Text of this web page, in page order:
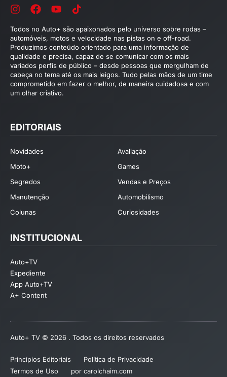
Todos no Auto+ são apaixonados pelo universo sobre rodas –
automóveis, motos e velocidade nas pistas on e off-road.
Produzimos conteúdo orientado para uma informação de
qualidade e precisa, capaz de se comunicar com os mais
variados perfis de público – desde pessoas que mergulham de
cabeça no tema até os mais leigos. Tudo pelas mãos de um time
comprometido em fazer o melhor, de maneira cuidadosa e com
um olhar criativo.
EDITORIAIS
Novidades
Avaliação
Moto+
Games
Segredos
Vendas e Preços
Manutenção
Automobilismo
Colunas
Curiosidades
INSTITUCIONAL
Auto+TV
Expediente
App Auto+TV
A+ Content
Auto+ TV © 2026 . Todos os direitos reservados
Princípios Editoriais
Política de Privacidade
Termos de Uso
por carolchaim.com